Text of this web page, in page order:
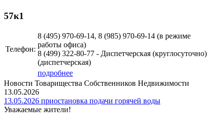
57к1
Телефон:
8 (495) 970-69-14, 8 (985) 970-69-14 (в режиме
работы офиса)
8 (499) 322-80-77 - Диспетчерская (круглосуточно)
(диспетчерская)
подробнее
Новости Товарищества Собственников Недвижимости
13.05.2026
13.05.2026 приостановка подачи горячей воды
Уважаемые жители!